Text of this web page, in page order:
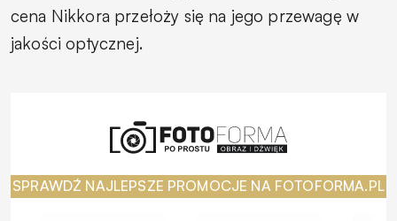
cena Nikkora przełoży się na jego przewagę w
jakości optycznej.
SPRAWDŹ NAJLEPSZE PROMOCJE NA FOTOFORMA.PL